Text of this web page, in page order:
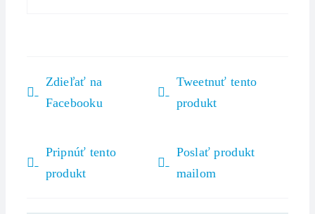
Zdieľať na
Facebooku
Tweetnuť tento
produkt
Pripnúť tento
produkt
Poslať produkt
mailom